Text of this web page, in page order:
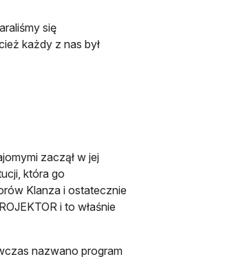
się
każdy z nas był
zaczął w jej
która go
Klanza i ostatecznie
i to właśnie
nazwano program